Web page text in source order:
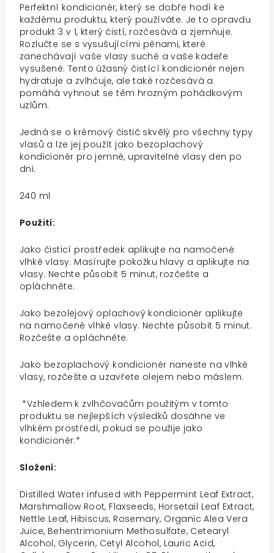
Perfektní kondicionér, který se dobře hodí ke
každému produktu, který používáte. Je to opravdu
produkt 3 v 1, který čistí, rozčesává a zjemňuje.
Rozlučte se s vysušujícími pěnami, které
zanechávají vaše vlasy suché a vaše kadeře
vysušené. Tento úžasný čistící kondicionér nejen
hydratuje a zvlhčuje, ale také rozčesává a
pomáhá vyhnout se těm hrozným pohádkovým
uzlům.
Jedná se o krémový čistič skvělý pro všechny typy
vlasů a lze jej použít jako bezoplachový
kondicionér pro jemné, upravitelné vlasy den po
dni.
240 ml
Použití:
Jako čisticí prostředek aplikujte na namočené
vlhké vlasy. Masírujte pokožku hlavy a aplikujte na
vlasy. Nechte působit 5 minut, rozčešte a
opláchněte.
Jako bezolejový oplachový kondicionér aplikujte
na namočené vlhké vlasy. Nechte působit 5 minut.
Rozčešte a opláchněte.
Jako bezoplachový kondicionér naneste na vlhké
vlasy, rozčešte a uzavřete olejem nebo máslem.
*Vzhledem k zvlhčovačům použitým v tomto
produktu se nejlepších výsledků dosáhne ve
vlhkém prostředí, pokud se použije jako
kondicionér.*
Složení:
Distilled Water infused with Peppermint Leaf Extract,
Marshmallow Root, Flaxseeds, Horsetail Leaf Extract,
Nettle Leaf, Hibiscus, Rosemary, Organic Alea Vera
Juice, Behentrimonium Methosulfate, Cetearyl
Alcohol, Glycerin, Cetyl Alcohol, Lauric Acid,